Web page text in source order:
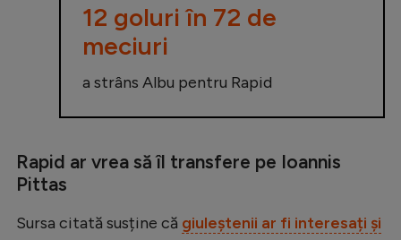
12 goluri în 72 de
meciuri
a strâns Albu pentru Rapid
Rapid ar vrea să îl transfere pe Ioannis
Pittas
Sursa citată susține că giuleștenii ar fi interesați și